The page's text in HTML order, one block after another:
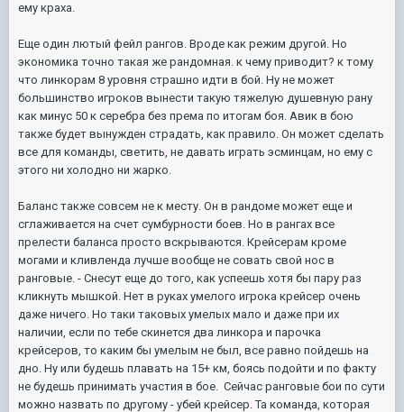
ему краха.
Еще один лютый фейл рангов. Вроде как режим другой. Но
экономика точно такая же рандомная. к чему приводит? к тому
что линкорам 8 уровня страшно идти в бой. Ну не может
большинство игроков вынести такую тяжелую душевную рану
как минус 50 к серебра без према по итогам боя. Авик в бою
также будет вынужден страдать, как правило. Он может сделать
все для команды, светить, не давать играть эсминцам, но ему с
этого ни холодно ни жарко.
Баланс также совсем не к месту. Он в рандоме может еще и
сглаживается на счет сумбурности боев. Но в рангах все
прелести баланса просто вскрываются. Крейсерам кроме
могами и кливленда лучше вообще не совать свой нос в
ранговые. - Снесут еще до того, как успеешь хотя бы пару раз
кликнуть мышкой. Нет в руках умелого игрока крейсер очень
даже ничего. Но таки таковых умелых мало и даже при их
наличии, если по тебе скинется два линкора и парочка
крейсеров, то каким бы умелым не был, все равно пойдешь на
дно. Ну или будешь плавать на 15+ км, боясь подойти и по факту
не будешь принимать участия в бое. Сейчас ранговые бои по сути
можно назвать по другому - убей крейсер. Та команда, которая